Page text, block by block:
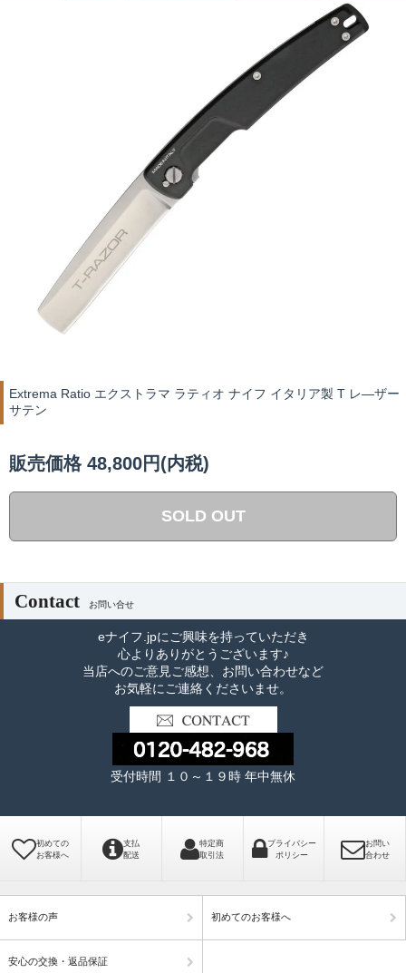
Extrema Ratio エクストラマ ラティオ ナイフ イタリア製 T レ―ザー
サテン
販売価格 48,800円(内税)
SOLD OUT
Contact お問い合せ
eナイフ.jpにご興味を持っていただき
心よりありがとうございます♪
当店へのご意見ご感想、お問い合わせなど
お気軽にご連絡くださいませ。
受付時間 １０～１９時 年中無休
初めての
お客様へ
支払
配送
特定商
取引法
プライバシー
ポリシー
お問い
合わせ
お客様の声 初めてのお客様へ
安心の交換・返品保証